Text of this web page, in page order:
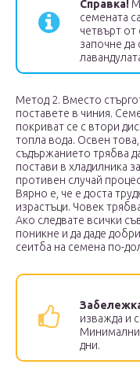
Справка!
семената
четвърт
започне да
Метод 2. Вместо
поставете в чиния.
покриват се с втори
топла вода. Освен
съдържанието трябва
постави в хладилника
противен случай
Вярно е, че е доста
израстъци. Човек
Ако следвате всички
поникне и да даде
сеитба на семена по-
изважда и
дни.